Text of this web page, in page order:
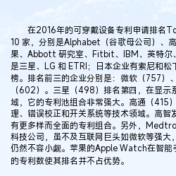
在2016年的可穿戴设备专利申请排名
10 家，分别是Alphabet（谷歌母公司）、
果、Abbott 研究室、Fitbit、IBM、英特尔
是三星、LG 和 ETRI；日本企业有索尼和
榜。排名前三的企业分别是：微软（757
（602）。三星（498）排名第四，在显示
域，它的专利池组合非常强大。高通（415
理、错误校正和开关系统等技术领域。高智
有更多样而全面的专利组合。另外，
科技公司，虽不及互联网巨头如微软等强大
仍然不容小觑。苹果的Apple Watch在智能
的专利数使其排名并不占优势。